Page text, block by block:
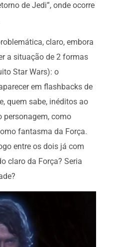
de Jedi”, onde ocorre
claro, embora
a situação de 2 formas
Star Wars): o
em flashbacks de
quem sabe, inéditos ao
personagem, como
fantasma da Força.
entre os dois já com
claro da Força? Seria